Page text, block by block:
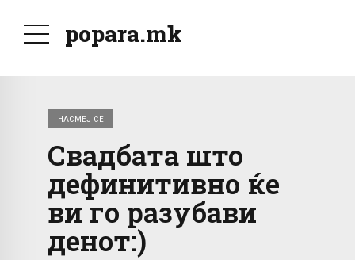
popara.mk
НАСМЕЈ СЕ
Свадбата што
дефинитивно ќе
ви го разубави
денот:)